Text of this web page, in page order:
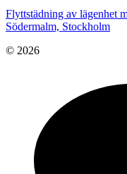
Flyttstädning av lägenhet
Södermalm, Stockholm
© 2026